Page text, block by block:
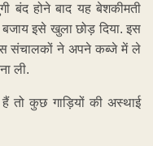
बंद होने बाद यह बेशकीमती
इसे खुला छोड़ दिया. इस
संचालकों ने अपने कब्जे में ले
ली.
तो कुछ गाड़ियों की अस्थाई